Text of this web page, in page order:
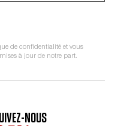
de confidentialité et vous
à jour de notre part.
NOUS